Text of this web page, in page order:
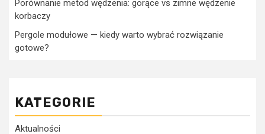
Porównanie metod wędzenia: gorące vs zimne wędzenie
korbaczy
Pergole modułowe — kiedy warto wybrać rozwiązanie
gotowe?
KATEGORIE
Aktualności